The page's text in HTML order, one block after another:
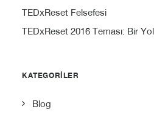
TEDxReset Felsefesi
TEDxReset 2016 Teması: Bir
KATEGORILER
Blog